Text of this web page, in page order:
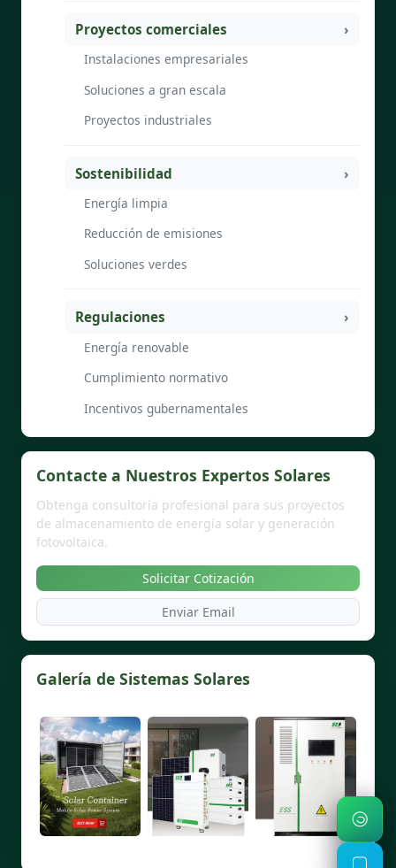
Proyectos comerciales
Instalaciones empresariales
Soluciones a gran escala
Proyectos industriales
Sostenibilidad
Energía limpia
Reducción de emisiones
Soluciones verdes
Regulaciones
Energía renovable
Cumplimiento normativo
Incentivos gubernamentales
Contacte a Nuestros Expertos Solares
Obtenga consultoría profesional para sus proyectos
de almacenamiento de energía solar y generación
fotovoltaica.
Solicitar Cotización
Enviar Email
Galería de Sistemas Solares